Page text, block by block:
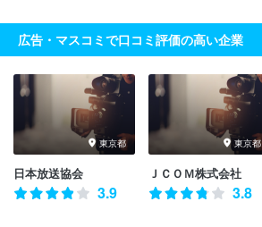
広告・マスコミで口コミ評価の高い企業
東京都
日本放送協会
3.9
東京都
ＪＣＯＭ株式会社
3.8